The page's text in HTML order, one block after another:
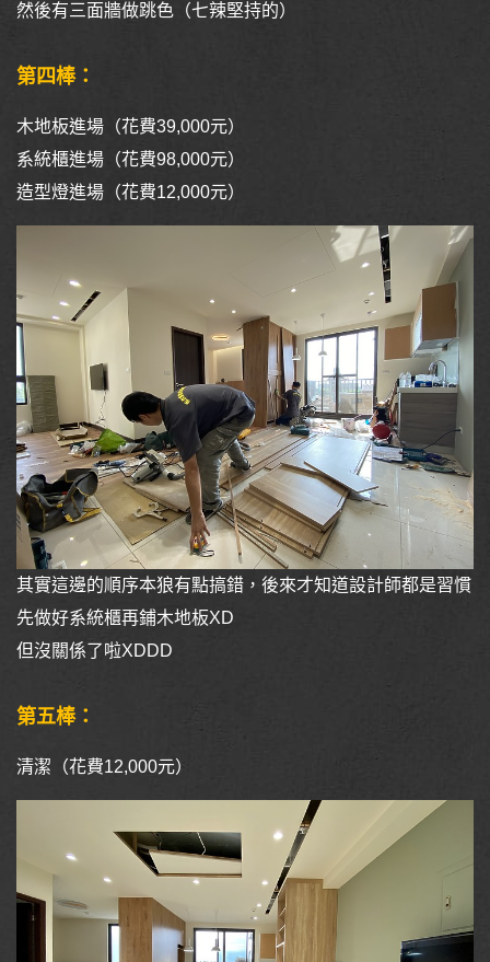
然後有三面牆做跳色（七辣堅持的）
第四棒：
木地板進場（花費39,000元）
系統櫃進場（花費98,000元）
造型燈進場（花費12,000元）
其實這邊的順序本狼有點搞錯，後來才知道設計師都是習慣
先做好系統櫃再鋪木地板XD
但沒關係了啦XDDD
第五棒：
清潔（花費12,000元）